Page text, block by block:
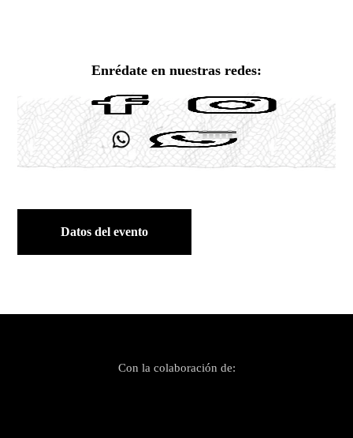
Enrédate en nuestras redes:
Datos del evento
Con la colaboración de: